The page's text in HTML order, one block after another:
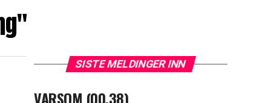
SISTE MELDINGER INN
VARSOM (00.38)